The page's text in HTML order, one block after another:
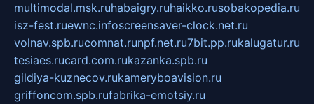
multimodal.msk.ruhabaigry.ruhaikko.rusobakopedia.ru
isz-fest.ruewnc.infoscreensaver-clock.net.ru
volnav.spb.rucomnat.runpf.net.ru7bit.pp.rukalugatur.ru
tesiaes.rucard.com.rukazanka.spb.ru
gildiya-kuznecov.rukameryboavision.ru
griffoncom.spb.rufabrika-emotsiy.ru